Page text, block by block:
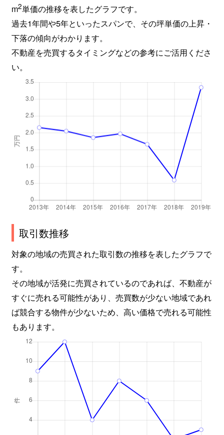
m2単価の推移を表したグラフです。
過去1年間や5年といったスパンで、その坪単価の上昇・
下落の傾向がわかります。
不動産を売買するタイミングなどの参考にご活用くださ
い。
取引数推移
対象の地域の売買された取引数の推移を表したグラフで
す。
その地域が活発に売買されているのであれば、不動産が
すぐに売れる可能性があり、売買数が少ない地域であれ
ば競合する物件が少ないため、高い価格で売れる可能性
もあります。